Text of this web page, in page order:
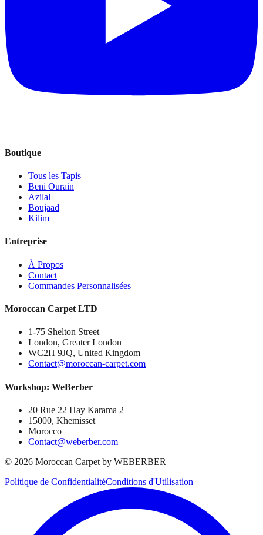
Boutique
Tous les Tapis
Beni Ourain
Azilal
Boujaad
Kilim
Entreprise
À Propos
Contact
Commandes Personnalisées
Moroccan Carpet LTD
1-75 Shelton Street
London, Greater London
WC2H 9JQ, United Kingdom
Contact@moroccan-carpet.com
Workshop: WeBerber
20 Rue 22 Hay Karama 2
15000, Khemisset
Morocco
Contact@weberber.com
© 2026 Moroccan Carpet by WEBERBER
Politique de ConfidentialitéConditions d'Utilisation